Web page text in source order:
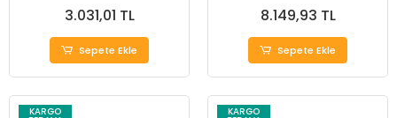
3.031,01 TL
Sepete Ekle
8.149,93 TL
Sepete Ekle
KARGO KARGO